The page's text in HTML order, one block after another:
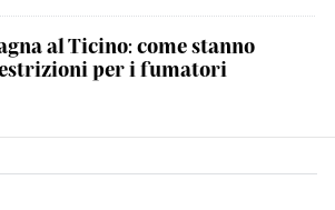
al Ticino: come stanno
per i fumatori